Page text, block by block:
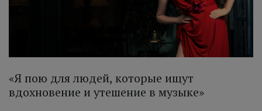
«Я пою для людей, которые ищут
вдохновение и утешение в музыке»